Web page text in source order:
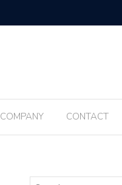
ពិធីបុណ្យ Tanabata ប្រចាំឆ្នាំ ២០២
COMPANY CONTACT